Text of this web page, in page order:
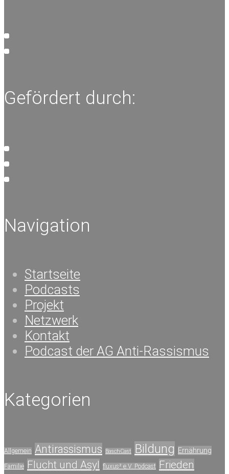
Gefördert durch:
Navigation
Startseite
Podcasts
Projekt
Netzwerk
Kontakt
Podcast der AG Anti-Rassismus
Kategorien
Allgemein Antirassismus BaschCast Bildung Ernährung
Familie Flucht und Asyl fluxus² e.V. Podcast Frieden